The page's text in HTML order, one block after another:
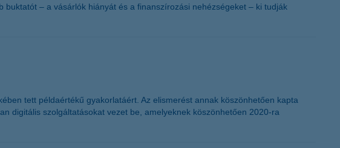
– a vásárlók hiányát és a finanszírozási nehézségeket – ki tudják
tett példaértékű gyakorlatáért. Az elismerést annak köszönhetően kapta
digitális szolgáltatásokat vezet be, amelyeknek köszönhetően 2020-ra